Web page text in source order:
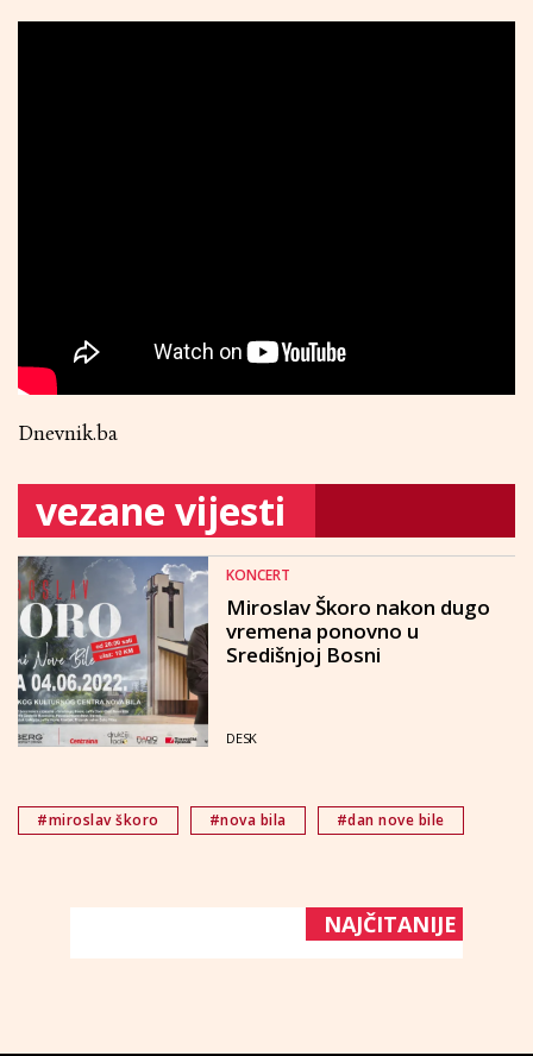
Dnevnik.ba
vezane vijesti
KONCERT
Miroslav Škoro nakon dugo
vremena ponovno u
Središnjoj Bosni
DESK
#miroslav škoro #nova bila #dan nove bile
NAJČITANIJE